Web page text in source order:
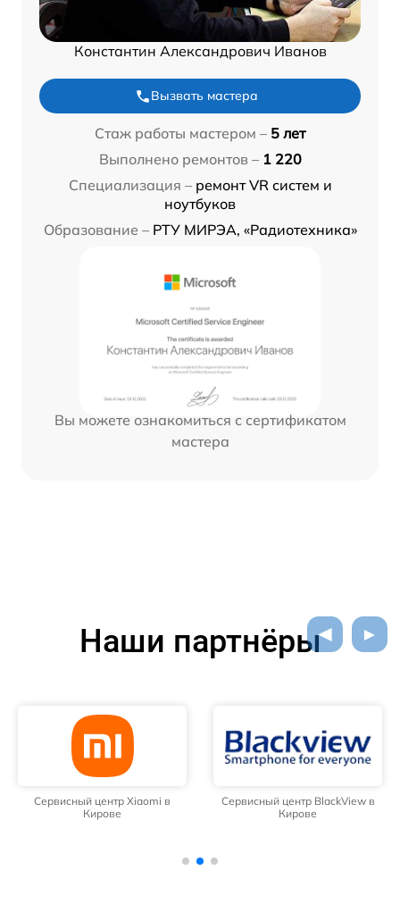
Константин Александрович Иванов
Вызвать мастера
Стаж работы мастером – 5 лет
Выполнено ремонтов – 1 220
Специализация – ремонт VR систем и
ноутбуков
Образование – РТУ МИРЭА, «Радиотехника»
Вы можете ознакомиться с сертификатом
мастера
Наши партнёры
Сервисный центр Xiaomi в
Кирове
Сервисный центр BlackView в
Кирове